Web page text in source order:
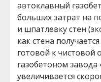
автоклавный
больших затрат на
и шпатлевку стен
как стена
готовой к чистовой
газобетоном
увеличивается